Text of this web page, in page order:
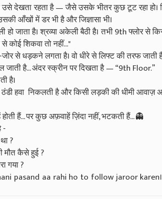
देखता रहता है — जैसे उसके भीतर कुछ टूट रहा हो।
आँखों में डर भी है और जिज्ञासा भी।
हो जाता है। श्रव्या अकेली बैठी है। तभी 9th फ्लोर से
कोई शिकवा तो नहीं..."
जोर से धड़कने लगता है। वो धीरे से लिफ्ट की तरफ जाती
है... अंदर स्क्रीन पर दिखता है — “9th Floor.”
है।
हवा निकलती है और किसी लड़की की धीमी
हैं... पर कुछ अफ़वाहें ज़िंदा नहीं, भटकती हैं... 👻
-
?
मौत कैसे हुई ?
गया ?
pasand aa rahi ho to follow jaroor